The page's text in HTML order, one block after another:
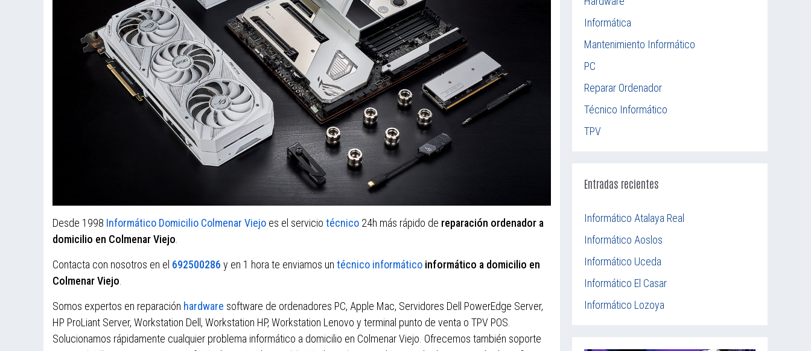
Desde 1998 Informático Domicilio Colmenar Viejo es el servicio técnico 24h más rápido de reparación ordenador a
domicilio en Colmenar Viejo
Contacta con nosotros en el 692500286 y en 1 hora te enviamos un técnico informático informático a domicilio en
Colmenar Viejo
Somos expertos en reparación hardware software de ordenadores PC, Apple Mac, Servidores Dell PowerEdge Server,
HP ProLiant Server, Workstation Dell, Workstation HP, Workstation Lenovo y terminal punto de venta o TPV POS.
Solucionamos rápidamente cualquier problema informático a domicilio en Colmenar Viejo. Ofrecemos también soporte
Informática
Mantenimiento Informático
PC
Reparar Ordenador
Técnico Informático
TPV
Entradas recientes
Informático Atalaya Real
Informático Aoslos
Informático Uceda
Informático El Casar
Informático Lozoya